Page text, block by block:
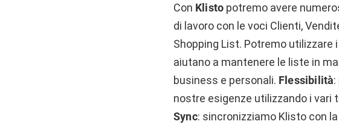
Con Klisto potremo avere
di lavoro con le voci Clienti,
Shopping List. Potremo
aiutano a mantenere le liste in
business e personali. Flessibilità
nostre esigenze utilizzando i vari
Sync: sincronizziamo Klisto con